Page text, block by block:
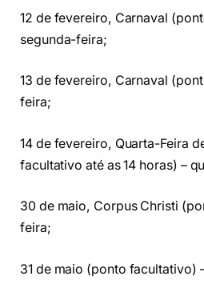
12 de fevereiro, Carnaval
segunda-feira;
13 de fevereiro, Carnaval
feira;
14 de fevereiro, Quarta-Feira
facultativo até as 14 horas) –
30 de maio, Corpus Christi
feira;
31 de maio (ponto facultativo)